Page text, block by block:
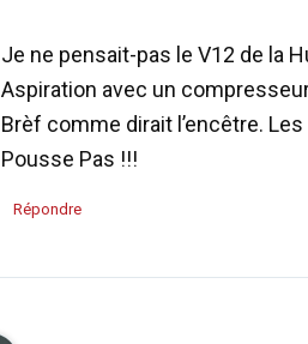
Je ne pensait-pas le V12 de la
Aspiration avec un
Brèf comme dirait l’encêtre.
Pousse Pas !!!
Répondre